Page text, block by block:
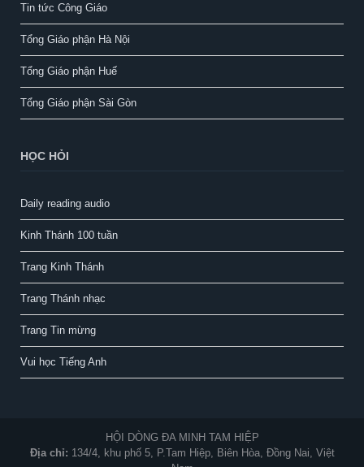
Tin tức Công Giáo
Tổng Giáo phận Hà Nội
Tổng Giáo phận Huế
Tổng Giáo phận Sài Gòn
HỌC HỎI
Daily reading audio
Kinh Thánh 100 tuần
Trang Kinh Thánh
Trang Thánh nhạc
Trang Tin mừng
Vui học Tiếng Anh
HỘI DÒNG ĐA MINH TAM HIỆP
Địa chỉ: 134/4, khu phố 5, P.Tam Hiệp, Biên Hòa, Đồng Nai, Việt